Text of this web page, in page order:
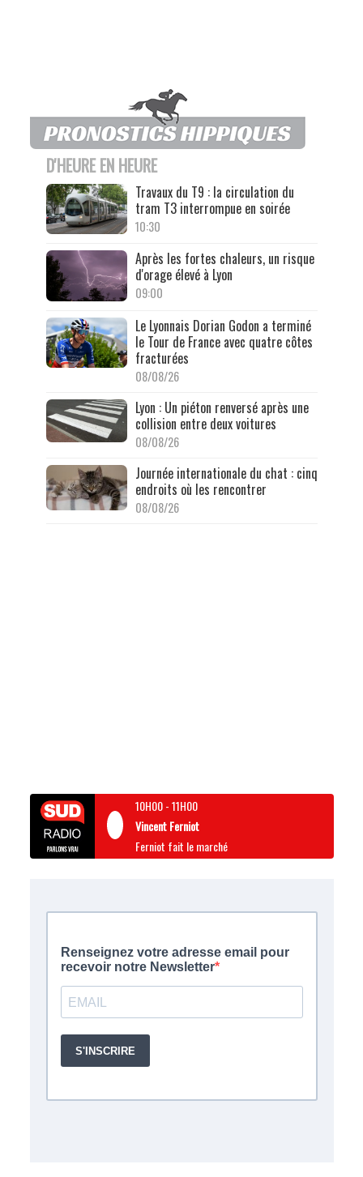
D'HEURE EN HEURE
Travaux du T9 : la circulation du
tram T3 interrompue en soirée
10:30
Après les fortes chaleurs, un risque
d'orage élevé à Lyon
09:00
Le Lyonnais Dorian Godon a terminé
le Tour de France avec quatre côtes
fracturées
08/08/26
Lyon : Un piéton renversé après une
collision entre deux voitures
08/08/26
Journée internationale du chat : cinq
endroits où les rencontrer
08/08/26
10H00-11H00
Vincent Ferniot
Ferniot fait le marché